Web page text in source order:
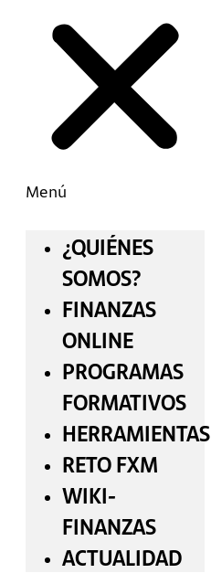
Menú
¿QUIÉNES
SOMOS?
FINANZAS
ONLINE
PROGRAMAS
FORMATIVOS
HERRAMIENTAS
RETO FXM
WIKI-
FINANZAS
ACTUALIDAD